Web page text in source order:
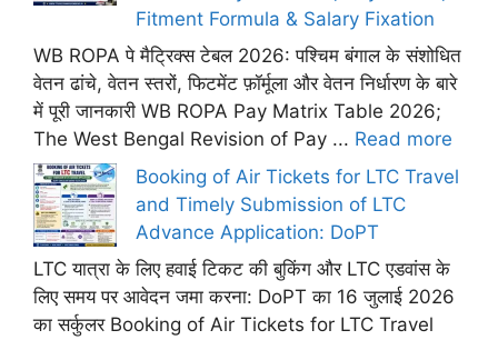
Fitment Formula & Salary Fixation
WB ROPA पे मैट्रिक्स टेबल 2026: पश्चिम बंगाल के संशोधित
वेतन ढांचे, वेतन स्तरों, फिटमेंट फ़ॉर्मूला और वेतन निर्धारण के बारे
में पूरी जानकारी WB ROPA Pay Matrix Table 2026;
The West Bengal Revision of Pay ... Read more
Booking of Air Tickets for LTC Travel
and Timely Submission of LTC
Advance Application: DoPT
LTC यात्रा के लिए हवाई टिकट की बुकिंग और LTC एडवांस के
लिए समय पर आवेदन जमा करना: DoPT का 16 जुलाई 2026
का सर्कुलर Booking of Air Tickets for LTC Travel